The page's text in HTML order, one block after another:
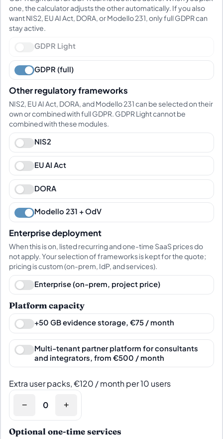
one, the calculator adjusts the other automatically. If you also
want NIS2, EU AI Act, DORA, or Modello 231, only full GDPR can
stay active.
GDPR Light
GDPR (full)
Other regulatory frameworks
NIS2, EU AI Act, DORA, and Modello 231 can be selected on their
own or combined with full GDPR. GDPR Light cannot be
combined with these modules.
NIS2
EU AI Act
DORA
Modello 231 + OdV
Enterprise deployment
When this is on, listed recurring and one-time SaaS prices do
not apply. Your selection of frameworks is kept for the quote;
pricing is custom (on-prem, IdP, and services).
Enterprise (on-prem, project price)
Platform capacity
+50 GB evidence storage, €75 / month
Multi-tenant partner platform for consultants
and integrators, from €500 / month
Extra user packs, €120 / month per 10 users
− +
Optional one-time services